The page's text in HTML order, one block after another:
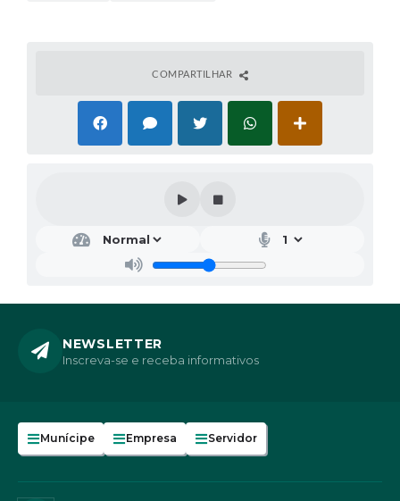
COMPARTILHAR
NEWSLETTER
Inscreva-se e receba informativos
Munícipe Empresa Servidor